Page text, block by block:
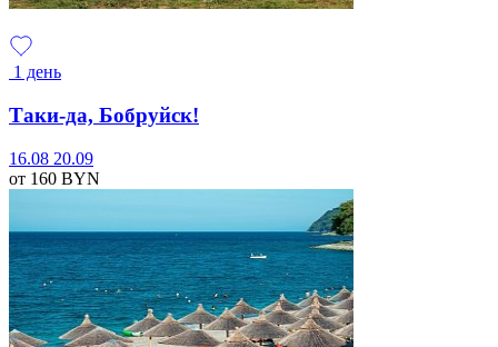
1 день
Таки-да, Бобруйск!
16.08 20.09
от 160 BYN